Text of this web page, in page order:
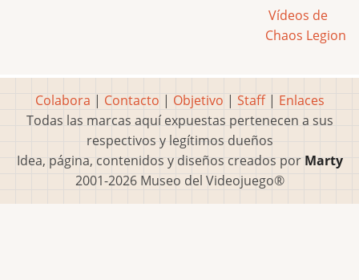
Vídeos de
Chaos Legion
Colabora | Contacto | Objetivo | Staff| Enlaces
Todas las marcas aquí expuestas pertenecen a sus
respectivos y legítimos dueños
Idea, página, contenidos y diseños creados por Marty
2001-2026 Museo del Videojuego®